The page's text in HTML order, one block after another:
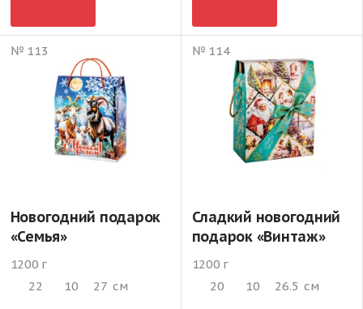
№ 113
Новогодний подарок
«Семья»
1200 г
22
10 27 см
№ 114
Сладкий новогодний
подарок «Винтаж»
1200 г
20
10 26.5 см